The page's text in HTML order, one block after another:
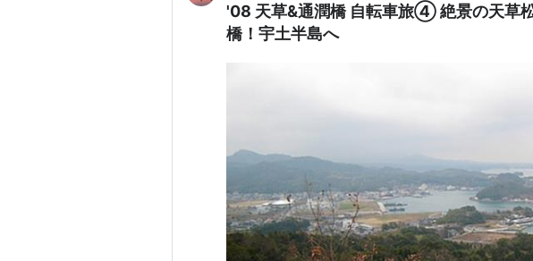
'08 天草&通潤橋 自転車旅④ 絶景の天草
橋！宇土半島へ